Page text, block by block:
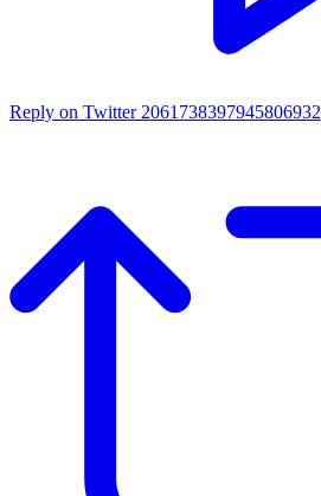
Reply on Twitter 2061738397945806932